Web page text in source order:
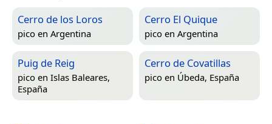
Cerro de los Loros
pico en Argentina
Cerro El Quique
pico en Argentina
Puig de Reig
pico en Islas Baleares,
España
Cerro de Covatillas
pico en Úbeda, España